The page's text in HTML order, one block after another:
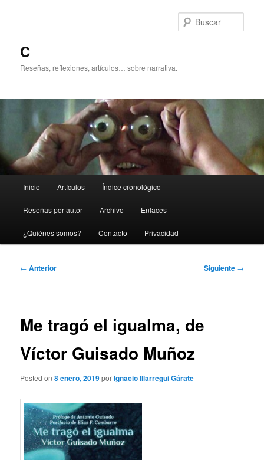
C
Reseñas, reflexiones, artículos… sobre narrativa.
principal
Inicio Artículos Índice cronológico
Reseñas por autor Archivo Enlaces
¿Quiénes somos? Contacto Privacidad
Navegación
← Anterior Siguiente →
Me tragó el igualma, de
Víctor Guisado Muñoz
Posted on8 enero, 2019porIgnacio Illarregui Gárate